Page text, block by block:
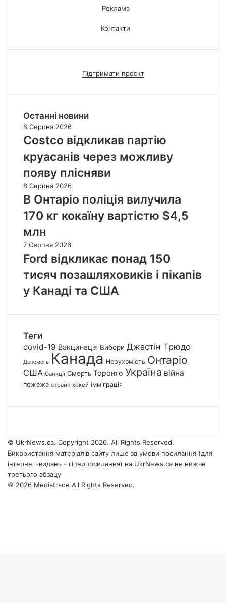
Реклама
Контакти
Підтримати проєкт
Останні новини
8 Серпня 2026
Costco відкликав партію
круасанів через можливу
появу плісняви
8 Серпня 2026
В Онтаріо поліція вилучила
170 кг кокаїну вартістю $4,5
млн
7 Серпня 2026
Ford відкликає понад 150
тисяч позашляховиків і пікапів
у Канаді та США
Теги
covid-19 Вакцинація Вибори Джастін Трюдо
Допомога Канада Нерухомість Онтаріо
США Санкції Смерть Торонто Україна війна
пожежа страйк хокей імміграція
© UkrNews.ca. Copyright 2026. All Rights Reserved.
Використання матеріалів сайту лише за умови посилання (для
інтернет-видань - гіперпосилання) на UkrNews.ca не нижче
третього абзацу
© 2026 Mediatrade All Rights Reserved.